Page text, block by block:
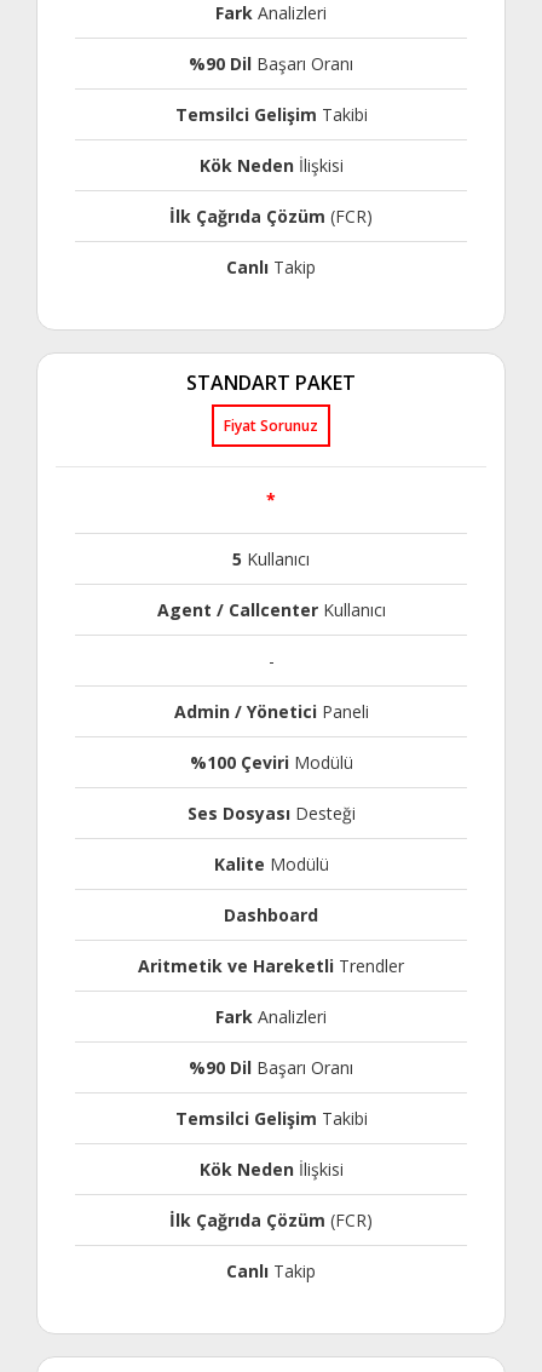
Fark Analizleri
%90 Dil Başarı Oranı
Temsilci Gelişim Takibi
Kök Neden İlişkisi
İlk Çağrıda Çözüm (FCR)
Canlı Takip
STANDART PAKET
Fiyat Sorunuz
*
5 Kullanıcı
Agent / Callcenter Kullanıcı
-
Admin / Yönetici Paneli
%100 Çeviri Modülü
Ses Dosyası Desteği
Kalite Modülü
Dashboard
Aritmetik ve Hareketli Trendler
Fark Analizleri
%90 Dil Başarı Oranı
Temsilci Gelişim Takibi
Kök Neden İlişkisi
İlk Çağrıda Çözüm (FCR)
Canlı Takip